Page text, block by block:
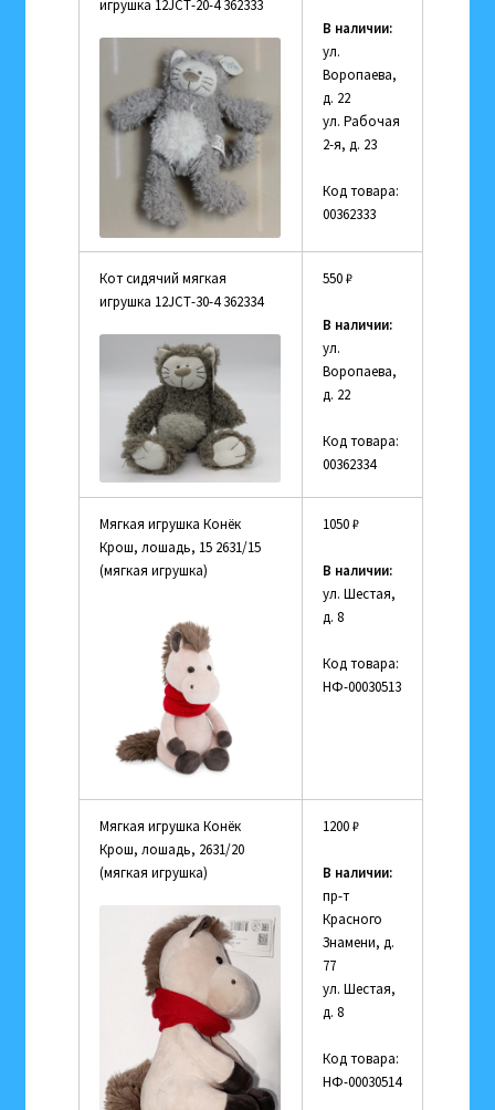
игрушка 12JСТ-20-4 362333
В наличии:
ул.
Воропаева,
д. 22
ул. Рабочая
2-я, д. 23
Код товара:
00362333
Кот сидячий мягкая
игрушка 12JСТ-30-4 362334
550₽
В наличии:
ул.
Воропаева,
д. 22
Код товара:
00362334
Мягкая игрушка Конёк
Крош, лошадь, 15 2631/15
(мягкая игрушка)
1050₽
В наличии:
ул. Шестая,
д. 8
Код товара:
НФ-00030513
Мягкая игрушка Конёк
Крош, лошадь, 2631/20
(мягкая игрушка)
1200₽
В наличии:
пр-т
Красного
Знамени, д.
77
ул. Шестая,
д. 8
Код товара:
НФ-00030514